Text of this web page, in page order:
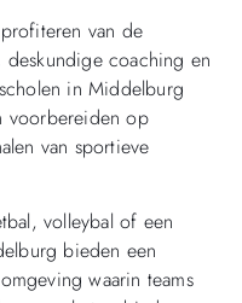
van de
coaching en
in Middelburg
voorbereiden op
van sportieve
volleybal of een
bieden een
waarin teams